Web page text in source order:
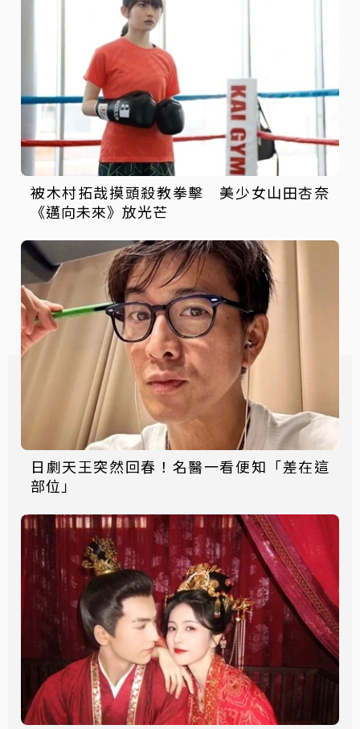
被木村拓哉摸頭殺教拳擊 美少女山田杏奈
《邁向未來》放光芒
日劇天王突然回春！名醫一看便知「差在這
部位」